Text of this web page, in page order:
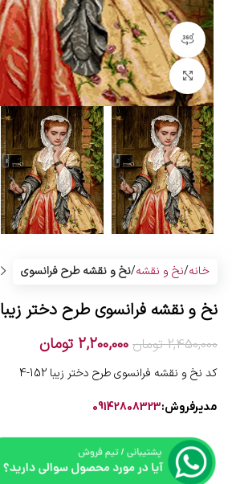
مشاهده 360 درجه
بزرگنمایی تصویر
خانه نخ و نقشه نخ و نقشه طرح فرانسوی
نخ و نقشه فرانسوی طرح دختر زیبا
2,450,000 تومان 2,200,000 تومان
کد نخ و نقشه فرانسوی طرح دختر زیبا 152-4
مدیرفروش:09142808323